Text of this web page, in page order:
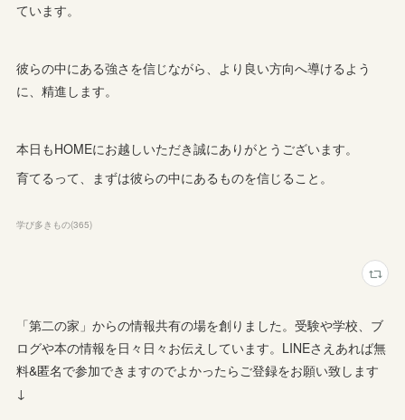
ています。
彼らの中にある強さを信じながら、より良い方向へ導けるよう
に、精進します。
本日もHOMEにお越しいただき誠にありがとうございます。
育てるって、まずは彼らの中にあるものを信じること。
学び多きもの(365)
「第二の家」からの情報共有の場を創りました。受験や学校、ブ
ログや本の情報を日々日々お伝えしています。LINEさえあれば無
料&匿名で参加できますのでよかったらご登録をお願い致します
↓